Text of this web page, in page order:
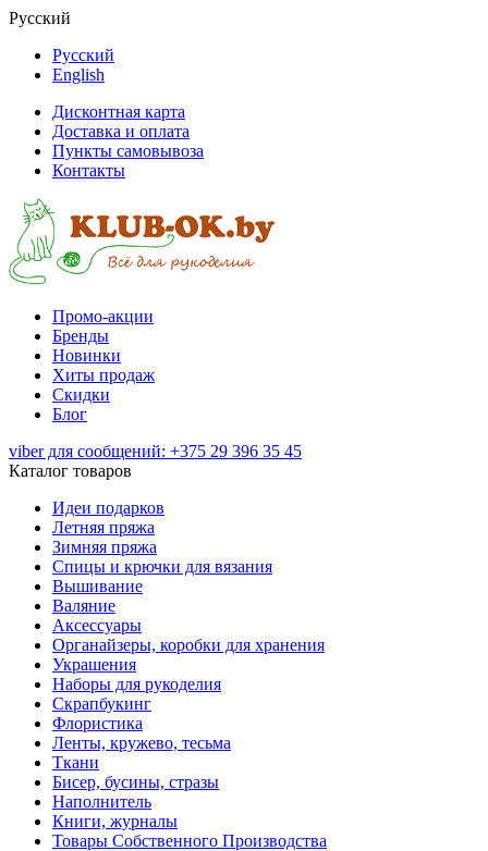
Русский
Русский
English
Дисконтная карта
Доставка и оплата
Пункты самовывоза
Контакты
Промо-акции
Бренды
Новинки
Хиты продаж
Скидки
Блог
viber для сообщений: +375 29 396 35 45
Каталог товаров
Идеи подарков
Летняя пряжа
Зимняя пряжа
Спицы и крючки для вязания
Вышивание
Валяние
Аксессуары
Органайзеры, коробки для хранения
Украшения
Наборы для рукоделия
Скрапбукинг
Флористика
Ленты, кружево, тесьма
Ткани
Бисер, бусины, стразы
Наполнитель
Книги, журналы
Товары Собственного Производства